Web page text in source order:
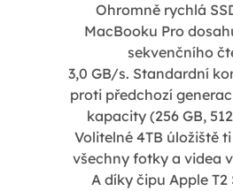
Ohromně rychlá
MacBooku Pro
sekvenčního
3,0 GB/s. Standardní
proti předchozí
kapacity (256 GB,
Volitelné 4TB úložiště
všechny fotky a videa
A díky čipu Apple T2